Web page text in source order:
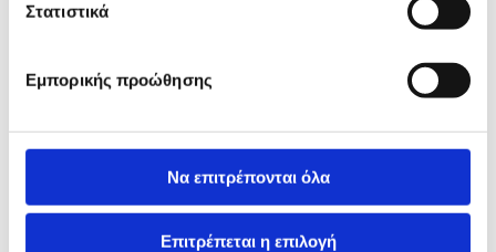
Στατιστικά
Εμπορικής προώθησης
Να επιτρέπονται όλα
Επιτρέπεται η επιλογή